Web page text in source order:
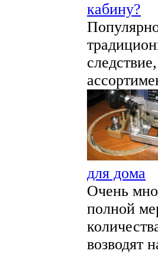
кабину?
для дома
Очень
полной
возводят